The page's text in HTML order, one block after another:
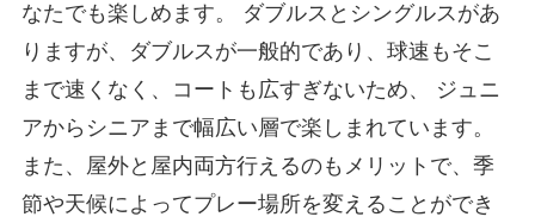
なたでも楽しめます。 ダブルスとシングルスがあ
りますが、ダブルスが一般的であり、球速もそこ
まで速くなく、コートも広すぎないため、 ジュニ
アからシニアまで幅広い層で楽しまれています。
また、屋外と屋内両方行えるのもメリットで、季
節や天候によってプレー場所を変えることができ